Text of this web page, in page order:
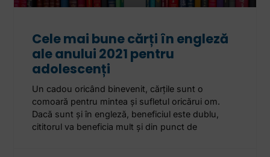
Cele mai bune cărți în engleză
ale anului 2021 pentru
adolescenți
Un cadou oricând binevenit, cărțile sunt o
comoară pentru mintea și sufletul oricărui om.
Dacă sunt și în engleză, beneficiul este dublu,
cititorul va beneficia mult și din punct de